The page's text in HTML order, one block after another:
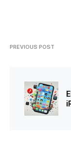
PREVIOUS POST